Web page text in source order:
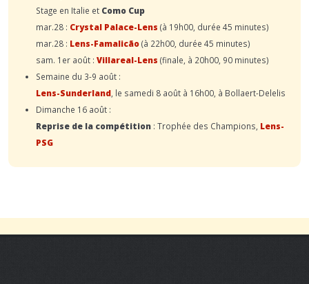
Stage en Italie et Como Cup
mar.28 : Crystal Palace-Lens (à 19h00, durée 45 minutes)
mar.28 : Lens-Famalicão(à 22h00, durée 45 minutes)
sam. 1er août : Villareal-Lens (finale, à 20h00, 90 minutes)
Semaine du 3-9 août :
Lens-Sunderland , le samedi 8 août à 16h00, à Bollaert-Delelis
Dimanche 16 août :
Reprise de la compétition : Trophée des Champions, Lens-
PSG